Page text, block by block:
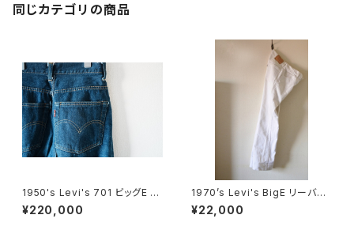
同じカテゴリの商品
1950's Levi's 701 ビッグE 2
4×30
¥220,000
1970’s Levi's BigE リーバイ
ス ホワイトデニム
¥22,000